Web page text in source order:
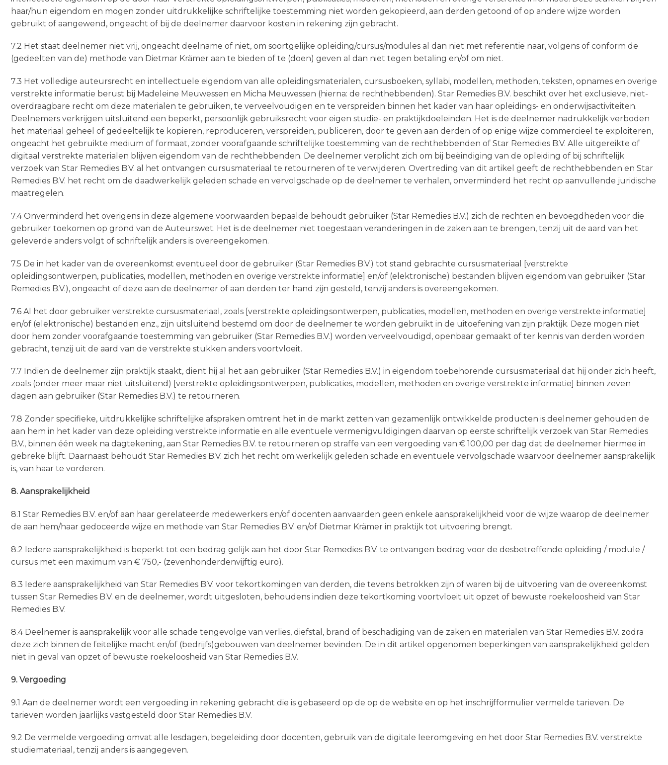
haar/hun eigendom en mogen zonder uitdrukkelijke schriftelijke toestemming niet worden gekopieerd, aan derden getoond of op andere wijze worden
gebruikt of aangewend, ongeacht of bij de deelnemer daarvoor kosten in rekening zijn gebracht.
7.2 Het staat deelnemer niet vrij, ongeacht deelname of niet, om soortgelijke opleiding/cursus/modules al dan niet met referentie naar, volgens of conform de
(gedeelten van de) methode van Dietmar Krämer aan te bieden of te (doen) geven al dan niet tegen betaling en/of om niet.
7.3 Het volledige auteursrecht en intellectuele eigendom van alle opleidingsmaterialen, cursusboeken, syllabi, modellen, methoden, teksten, opnames en overige
verstrekte informatie berust bij Madeleine Meuwessen en Micha Meuwessen (hierna: de rechthebbenden). Star Remedies B.V. beschikt over het exclusieve, niet-
overdraagbare recht om deze materialen te gebruiken, te verveelvoudigen en te verspreiden binnen het kader van haar opleidings- en onderwijsactiviteiten.
Deelnemers verkrijgen uitsluitend een beperkt, persoonlijk gebruiksrecht voor eigen studie- en praktijkdoeleinden. Het is de deelnemer nadrukkelijk verboden
het materiaal geheel of gedeeltelijk te kopiëren, reproduceren, verspreiden, publiceren, door te geven aan derden of op enige wijze commercieel te exploiteren,
ongeacht het gebruikte medium of formaat, zonder voorafgaande schriftelijke toestemming van de rechthebbenden of Star Remedies B.V. Alle uitgereikte of
digitaal verstrekte materialen blijven eigendom van de rechthebbenden. De deelnemer verplicht zich om bij beëindiging van de opleiding of bij schriftelijk
verzoek van Star Remedies B.V. al het ontvangen cursusmateriaal te retourneren of te verwijderen. Overtreding van dit artikel geeft de rechthebbenden en Star
Remedies B.V. het recht om de daadwerkelijk geleden schade en vervolgschade op de deelnemer te verhalen, onverminderd het recht op aanvullende juridische
maatregelen.
7.4 Onverminderd het overigens in deze algemene voorwaarden bepaalde behoudt gebruiker (Star Remedies B.V.) zich de rechten en bevoegdheden voor die
gebruiker toekomen op grond van de Auteurswet. Het is de deelnemer niet toegestaan veranderingen in de zaken aan te brengen, tenzij uit de aard van het
geleverde anders volgt of schriftelijk anders is overeengekomen.
7.5 De in het kader van de overeenkomst eventueel door de gebruiker (Star Remedies B.V.) tot stand gebrachte cursusmateriaal [verstrekte
opleidingsontwerpen, publicaties, modellen, methoden en overige verstrekte informatie] en/of (elektronische) bestanden blijven eigendom van gebruiker (Star
Remedies B.V.), ongeacht of deze aan de deelnemer of aan derden ter hand zijn gesteld, tenzij anders is overeengekomen.
7.6 Al het door gebruiker verstrekte cursusmateriaal, zoals [verstrekte opleidingsontwerpen, publicaties, modellen, methoden en overige verstrekte informatie]
en/of (elektronische) bestanden enz., zijn uitsluitend bestemd om door de deelnemer te worden gebruikt in de uitoefening van zijn praktijk. Deze mogen niet
door hem zonder voorafgaande toestemming van gebruiker (Star Remedies B.V.) worden verveelvoudigd, openbaar gemaakt of ter kennis van derden worden
gebracht, tenzij uit de aard van de verstrekte stukken anders voortvloeit.
7.7 Indien de deelnemer zijn praktijk staakt, dient hij al het aan gebruiker (Star Remedies B.V.) in eigendom toebehorende cursusmateriaal dat hij onder zich heeft,
zoals (onder meer maar niet uitsluitend) [verstrekte opleidingsontwerpen, publicaties, modellen, methoden en overige verstrekte informatie] binnen zeven
dagen aan gebruiker (Star Remedies B.V.) te retourneren.
7.8 Zonder specifieke, uitdrukkelijke schriftelijke afspraken omtrent het in de markt zetten van gezamenlijk ontwikkelde producten is deelnemer gehouden de
aan hem in het kader van deze opleiding verstrekte informatie en alle eventuele vermenigvuldigingen daarvan op eerste schriftelijk verzoek van Star Remedies
B.V., binnen één week na dagtekening, aan Star Remedies B.V. te retourneren op straffe van een vergoeding van € 100,00 per dag dat de deelnemer hiermee in
gebreke blijft. Daarnaast behoudt Star Remedies B.V. zich het recht om werkelijk geleden schade en eventuele vervolgschade waarvoor deelnemer aansprakelijk
is, van haar te vorderen.
8. Aansprakelijkheid
8.1 Star Remedies B.V. en/of aan haar gerelateerde medewerkers en/of docenten aanvaarden geen enkele aansprakelijkheid voor de wijze waarop de deelnemer
de aan hem/haar gedoceerde wijze en methode van Star Remedies B.V. en/of Dietmar Krämer in praktijk tot uitvoering brengt.
8.2 Iedere aansprakelijkheid is beperkt tot een bedrag gelijk aan het door Star Remedies B.V. te ontvangen bedrag voor de desbetreffende opleiding / module /
cursus met een maximum van € 750,- (zevenhonderdenvijftig euro).
8.3 Iedere aansprakelijkheid van Star Remedies B.V. voor tekortkomingen van derden, die tevens betrokken zijn of waren bij de uitvoering van de overeenkomst
tussen Star Remedies B.V. en de deelnemer, wordt uitgesloten, behoudens indien deze tekortkoming voortvloeit uit opzet of bewuste roekeloosheid van Star
Remedies B.V.
8.4 Deelnemer is aansprakelijk voor alle schade tengevolge van verlies, diefstal, brand of beschadiging van de zaken en materialen van Star Remedies B.V. zodra
deze zich binnen de feitelijke macht en/of (bedrijfs)gebouwen van deelnemer bevinden. De in dit artikel opgenomen beperkingen van aansprakelijkheid gelden
niet in geval van opzet of bewuste roekeloosheid van Star Remedies B.V.
9. Vergoeding
9.1 Aan de deelnemer wordt een vergoeding in rekening gebracht die is gebaseerd op de op de website en op het inschrijfformulier vermelde tarieven. De
tarieven worden jaarlijks vastgesteld door Star Remedies B.V.
9.2 De vermelde vergoeding omvat alle lesdagen, begeleiding door docenten, gebruik van de digitale leeromgeving en het door Star Remedies B.V. verstrekte
studiemateriaal, tenzij anders is aangegeven.